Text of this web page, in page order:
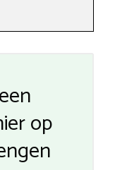
op